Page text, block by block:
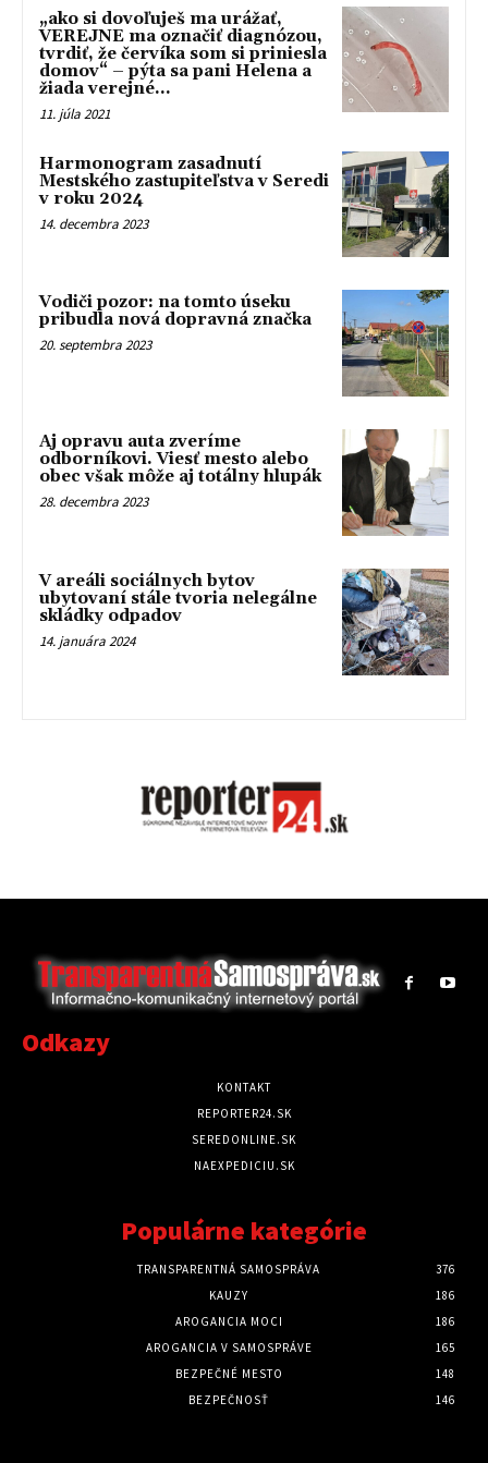
„ako si dovoľuješ ma urážať,
VEREJNE ma označiť diagnózou,
tvrdiť, že červíka som si priniesla
domov“ – pýta sa pani Helena a
žiada verejné...
11. júla 2021
Harmonogram zasadnutí
Mestského zastupiteľstva v Seredi
v roku 2024
14. decembra 2023
Vodiči pozor: na tomto úseku
pribudla nová dopravná značka
20. septembra 2023
Aj opravu auta zveríme
odborníkovi. Viesť mesto alebo
obec však môže aj totálny hlupák
28. decembra 2023
V areáli sociálnych bytov
ubytovaní stále tvoria nelegálne
skládky odpadov
14. januára 2024
Odkazy
KONTAKT
REPORTER24.SK
SEREDONLINE.SK
NAEXPEDICIU.SK
Populárne kategórie
TRANSPARENTNÁ SAMOSPRÁVA
376
KAUZY
186
AROGANCIA MOCI
186
AROGANCIA V SAMOSPRÁVE
165
BEZPEČNÉ MESTO
148
BEZPEČNOSŤ
146